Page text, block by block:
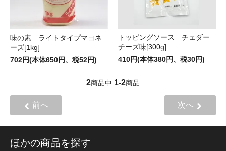
味の素 ライトタイプマヨネ
ーズ[1kg]
702円(本体650円、税52円)
トッピングソース チェダー
チーズ味[300g]
410円(本体380円、税30円)
2商品中 1-2商品
前へ 次へ
ほかの商品を探す